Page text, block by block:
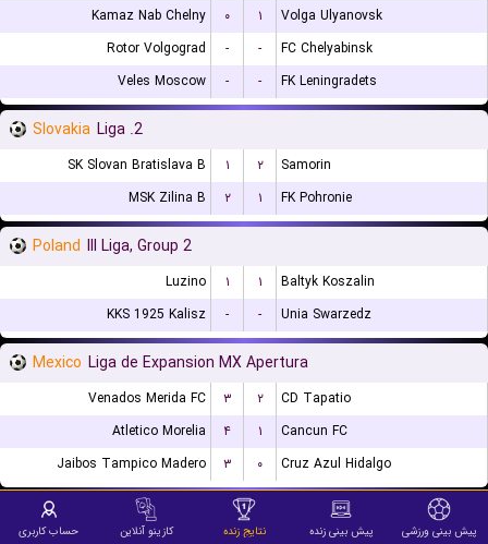
Kamaz Nab Chelny
۰ ۱
Volga Ulyanovsk
Rotor Volgograd
- -
FC Chelyabinsk
Veles Moscow
- - FK Leningradets
Slovakia 2. Liga
SK Slovan Bratislava B ۱ ۲
Samorin
MSK Zilina B
۲ ۱ FK Pohronie
Poland III Liga, Group 2
Luzino ۱ ۱
Baltyk Koszalin
KKS 1925 Kalisz
- - Unia Swarzedz
Mexico Liga de Expansion MX Apertura
Venados Merida FC ۳ ۲
CD Tapatio
Atletico Morelia
۴ ۱
Cancun FC
Jaibos Tampico Madero
۳ ۰ Cruz Azul Hidalgo
Slovakia 3. Liga
پیش بینی ورزشی پیش بینی زنده نتایج زنده کازینو آنلاین حساب کاربری